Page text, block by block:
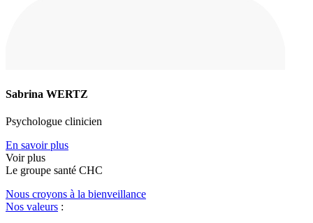
Sabrina WERTZ
Psychologue clinicien
En savoir plus
Voir plus
Le groupe santé CHC
Nous croyons à la bienveillance
Nos valeurs :